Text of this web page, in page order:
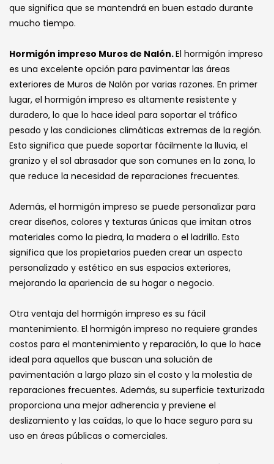
que significa que se mantendrá en buen estado durante
mucho tiempo.
Hormigón impreso Muros de Nalón.El hormigón impreso
es una excelente opción para pavimentar las áreas
exteriores de Muros de Nalón por varias razones. En primer
lugar, el hormigón impreso es altamente resistente y
duradero, lo que lo hace ideal para soportar el tráfico
pesado y las condiciones climáticas extremas de la región.
Esto significa que puede soportar fácilmente la lluvia, el
granizo y el sol abrasador que son comunes en la zona, lo
que reduce la necesidad de reparaciones frecuentes.
Además, el hormigón impreso se puede personalizar para
crear diseños, colores y texturas únicas que imitan otros
materiales como la piedra, la madera o el ladrillo. Esto
significa que los propietarios pueden crear un aspecto
personalizado y estético en sus espacios exteriores,
mejorando la apariencia de su hogar o negocio.
Otra ventaja del hormigón impreso es su fácil
mantenimiento. El hormigón impreso no requiere grandes
costos para el mantenimiento y reparación, lo que lo hace
ideal para aquellos que buscan una solución de
pavimentación a largo plazo sin el costo y la molestia de
reparaciones frecuentes. Además, su superficie texturizada
proporciona una mejor adherencia y previene el
deslizamiento y las caídas, lo que lo hace seguro para su
uso en áreas públicas o comerciales.